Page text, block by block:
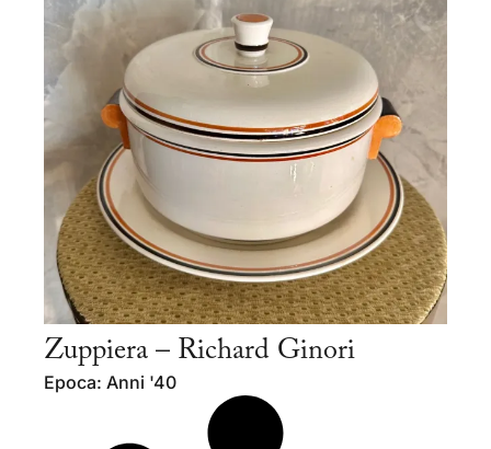
Zuppiera – Richard Ginori
Epoca: Anni '40